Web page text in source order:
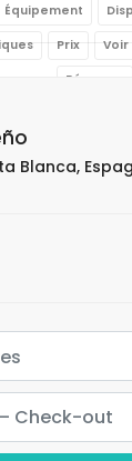
Équipement
Prix
Réserver
Blanca,